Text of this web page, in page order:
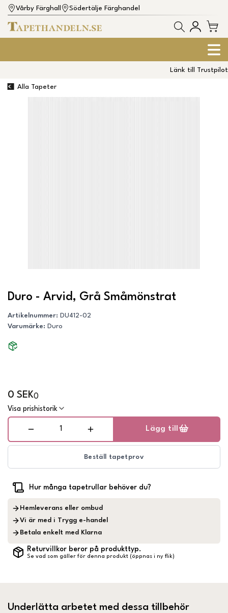
Vårby Färghall Södertälje Färghandel
Länk till Trustpilot
Alla Tapeter
Duro - Arvid, Grå Småmönstrat
Artikelnummer: DU412-02
Varumärke: Duro
0 SEK0
Visa prishistorik
Lägg till
Beställ tapetprov
Hur många tapetrullar behöver du?
Hemleverans eller ombud
Vi är med i Trygg e-handel
Betala enkelt med Klarna
Returvillkor beror på produkttyp.
Se vad som gäller för denna produkt (öppnas i ny flik)
Underlätta arbetet med dessa tillbehör